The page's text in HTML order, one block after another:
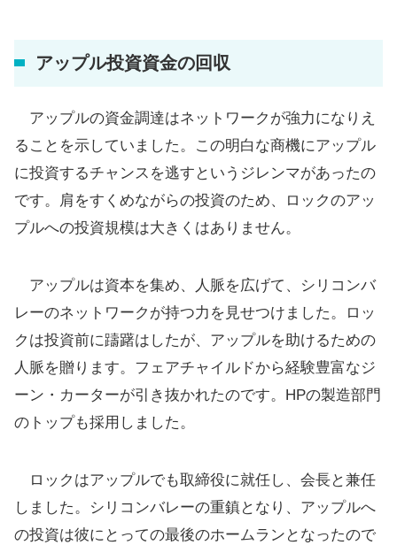
アップル投資資金の回収
アップルの資金調達はネットワークが強力になりえ
ることを示していました。この明白な商機にアップル
に投資するチャンスを逃すというジレンマがあったの
です。肩をすくめながらの投資のため、ロックのアッ
プルへの投資規模は大きくはありません。
アップルは資本を集め、人脈を広げて、シリコンバ
レーのネットワークが持つ力を見せつけました。ロッ
クは投資前に躊躇はしたが、アップルを助けるための
人脈を贈ります。フェアチャイルドから経験豊富なジ
ーン・カーターが引き抜かれたのです。HPの製造部門
のトップも採用しました。
ロックはアップルでも取締役に就任し、会長と兼任
しました。シリコンバレーの重鎮となり、アップルへ
の投資は彼にとっての最後のホームランとなったので